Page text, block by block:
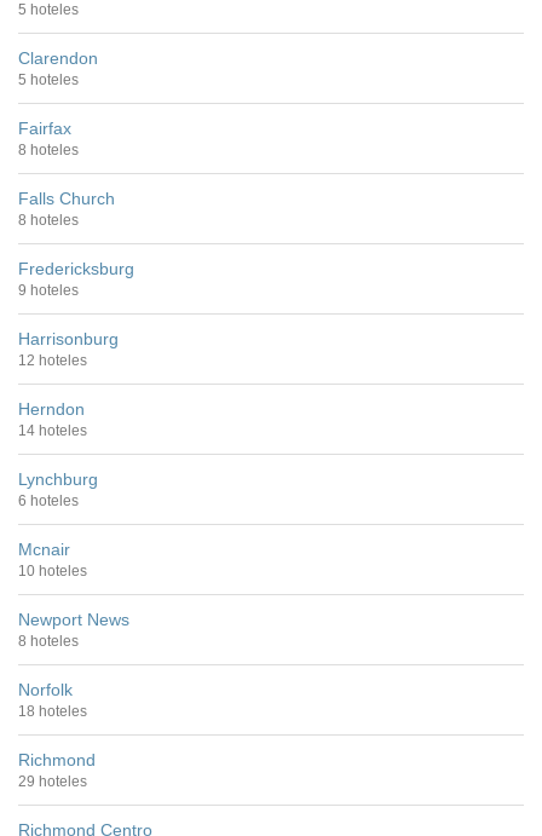
5 hoteles
Clarendon
5 hoteles
Fairfax
8 hoteles
Falls Church
8 hoteles
Fredericksburg
9 hoteles
Harrisonburg
12 hoteles
Herndon
14 hoteles
Lynchburg
6 hoteles
Mcnair
10 hoteles
Newport News
8 hoteles
Norfolk
18 hoteles
Richmond
29 hoteles
Richmond Centro